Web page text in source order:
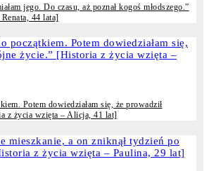
jego. Do czasu, aż poznał kogoś młodszego.”
44 lata]
Potem dowiedziałam się, że prowadził
z życia wzięta – Alicja, 41 lat]